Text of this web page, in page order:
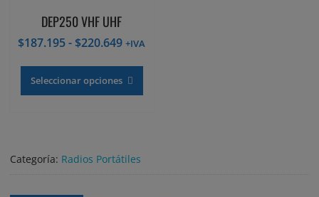
DEP250 VHF UHF
$187.195- $220.649Rango
precios:
desde
+IVA
Seleccionar opciones
Este
tiene
Categoría: Radios Portátiles